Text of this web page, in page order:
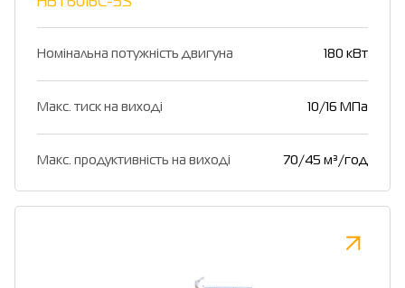
HBT6016C-5S
Номінальна потужність двигуна 180 кВт
Макс. тиск на виході 10/16 МПа
Макс. продуктивність на виході 70/45 м³/год